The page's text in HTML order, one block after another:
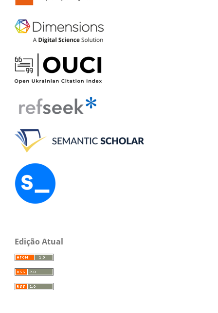
Edição Atual